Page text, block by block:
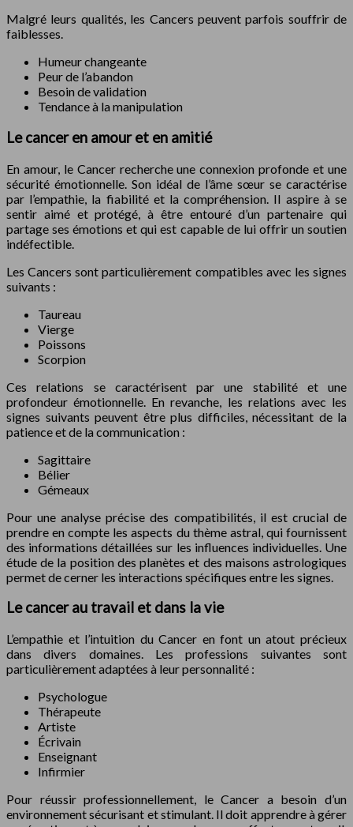
Malgré leurs qualités, les Cancers peuvent parfois souffrir de
faiblesses.
Humeur changeante
Peur de l’abandon
Besoin de validation
Tendance à la manipulation
Le cancer en amour et en amitié
En amour, le Cancer recherche une connexion profonde et une
sécurité émotionnelle. Son idéal de l’âme sœur se caractérise
par l’empathie, la fiabilité et la compréhension. Il aspire à se
sentir aimé et protégé, à être entouré d’un partenaire qui
partage ses émotions et qui est capable de lui offrir un soutien
indéfectible.
Les Cancers sont particulièrement compatibles avec les signes
suivants :
Taureau
Vierge
Poissons
Scorpion
Ces relations se caractérisent par une stabilité et une
profondeur émotionnelle. En revanche, les relations avec les
signes suivants peuvent être plus difficiles, nécessitant de la
patience et de la communication :
Sagittaire
Bélier
Gémeaux
Pour une analyse précise des compatibilités, il est crucial de
prendre en compte les aspects du thème astral, qui fournissent
des informations détaillées sur les influences individuelles. Une
étude de la position des planètes et des maisons astrologiques
permet de cerner les interactions spécifiques entre les signes.
Le cancer au travail et dans la vie
L’empathie et l’intuition du Cancer en font un atout précieux
dans divers domaines. Les professions suivantes sont
particulièrement adaptées à leur personnalité :
Psychologue
Thérapeute
Artiste
Écrivain
Enseignant
Infirmier
Pour réussir professionnellement, le Cancer a besoin d’un
environnement sécurisant et stimulant. Il doit apprendre à gérer